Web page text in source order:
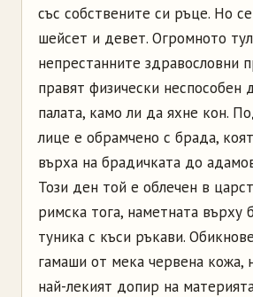
със собствените си ръце. Но
шейсет и девет. Огромното
непрестанните здравословни
правят физически неспособен
палата, камо ли да яхне кон.
лице е обрамчено с брада,
върха на брадичката до
Този ден той е облечен в
римска тога, наметната върху
туника с къси ръкави.
гамаши от мека червена кожа,
най-лекият допир на